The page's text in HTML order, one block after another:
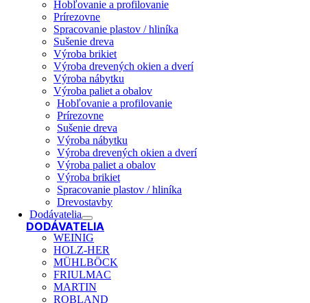
Hobľovanie a profilovanie
Prírezovne
Spracovanie plastov / hliníka
Sušenie dreva
Výroba brikiet
Výroba drevených okien a dverí
Výroba nábytku
Výroba paliet a obalov
Hobľovanie a profilovanie
Prírezovne
Sušenie dreva
Výroba nábytku
Výroba drevených okien a dverí
Výroba paliet a obalov
Výroba brikiet
Spracovanie plastov / hliníka
Drevostavby
Dodávatelia
DODÁVATELIA
WEINIG
HOLZ-HER
MÜHLBÖCK
FRIULMAC
MARTIN
ROBLAND